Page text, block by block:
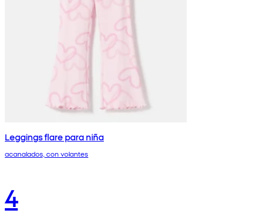
Leggings flare para niña
acanalados, con volantes
4